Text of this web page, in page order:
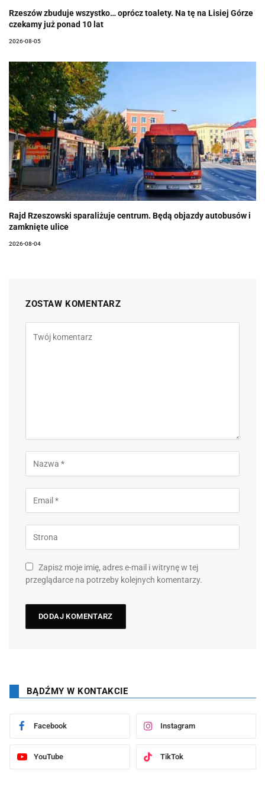
Rzeszów zbuduje wszystko… oprócz toalety. Na tę na Lisiej Górze
czekamy już ponad 10 lat
2026-08-05
Rajd Rzeszowski sparaliżuje centrum. Będą objazdy autobusów i
zamknięte ulice
2026-08-04
ZOSTAW KOMENTARZ
Zapisz moje imię, adres e-mail i witrynę w tej
przeglądarce na potrzeby kolejnych komentarzy.
BĄDŹMY W KONTAKCIE
Facebook Instagram
YouTube TikTok